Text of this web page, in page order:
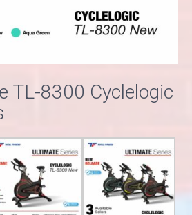
TL-8300 Cyclelogic